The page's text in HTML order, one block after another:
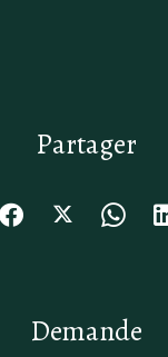
Partager
Demande